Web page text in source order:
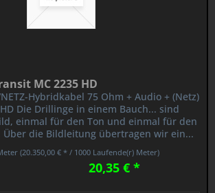
MC 2235 HD
Hybridkabel 75 Ohm + Audio + (Netz)
Die Drillinge in einem Bauch... sind
einmal für den Ton und einmal für den
Über die Bildleitung übertragen wir ein...
(20.350,00 € * / 1000 Laufende(r) Meter)
20,35 € *